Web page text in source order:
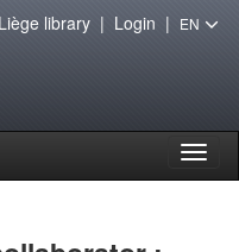
library| Login | EN